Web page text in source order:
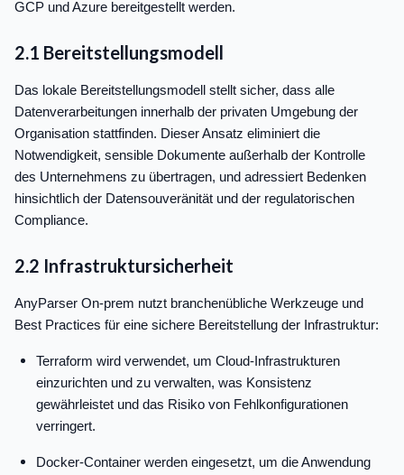
GCP und Azure bereitgestellt werden.
2.1 Bereitstellungsmodell
Das lokale Bereitstellungsmodell stellt sicher, dass alle
Datenverarbeitungen innerhalb der privaten Umgebung der
Organisation stattfinden. Dieser Ansatz eliminiert die
Notwendigkeit, sensible Dokumente außerhalb der Kontrolle
des Unternehmens zu übertragen, und adressiert Bedenken
hinsichtlich der Datensouveränität und der regulatorischen
Compliance.
2.2 Infrastruktursicherheit
AnyParser On-prem nutzt branchenübliche Werkzeuge und
Best Practices für eine sichere Bereitstellung der Infrastruktur:
Terraform wird verwendet, um Cloud-Infrastrukturen
einzurichten und zu verwalten, was Konsistenz
gewährleistet und das Risiko von Fehlkonfigurationen
verringert.
Docker-Container werden eingesetzt, um die Anwendung